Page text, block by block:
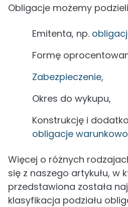
Obligacje możemy
Emitenta, np.
Formę
Zabezpieczenie,
Okres do wykupu,
Konstrukcję i
obligacje
Więcej o różnych
się z naszego artykułu, w
przedstawiona została
klasyfikacja podziału